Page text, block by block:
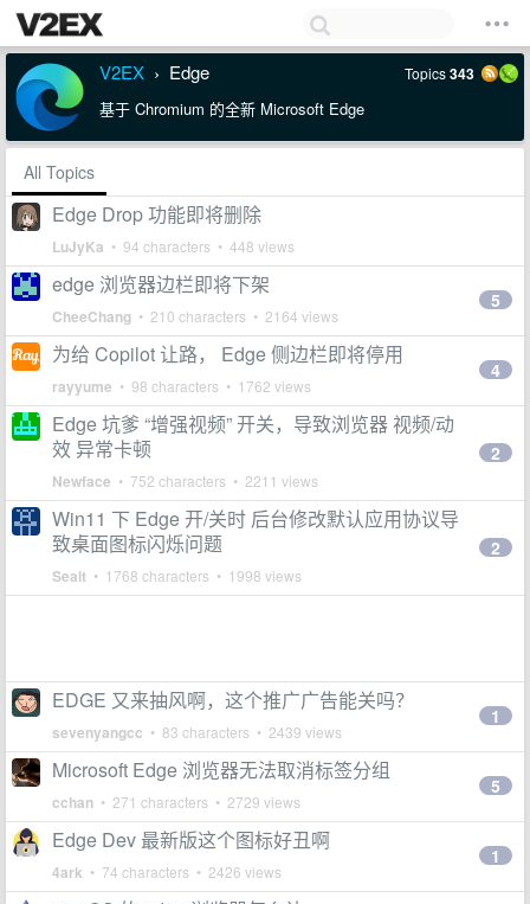
V2EX › Edge Topics343
基于 Chromium 的全新 Microsoft Edge
All Topics
Edge Drop 功能即将删除
LuJyKa • 94 characters • 448 views
edge 浏览器边栏即将下架
CheeChang • 210 characters • 2164 views
5
为给 Copilot 让路， Edge 侧边栏即将停用
rayyume • 98 characters • 1762 views
4
Edge 坑爹 “增强视频” 开关，导致浏览器 视频/动
效 异常卡顿
Newface • 752 characters • 2211 views
2
Win11 下 Edge 开/关时 后台修改默认应用协议导
致桌面图标闪烁问题
Sealt • 1768 characters • 1998 views
2
EDGE 又来抽风啊，这个推广广告能关吗？
sevenyangcc • 83 characters • 2439 views
1
Microsoft Edge 浏览器无法取消标签分组
cchan • 271 characters • 2729 views
5
Edge Dev 最新版这个图标好丑啊
4ark • 74 characters • 2426 views
1